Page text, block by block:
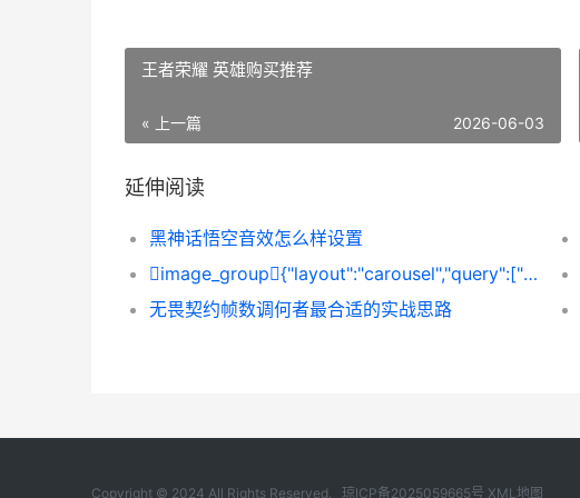
王者荣耀 英雄购买推荐
« 上一篇 2026-06-03
延伸阅读
黑神话悟空音效怎么样设置
image_group{"layout":"carousel","query":["王者荣耀 战队 比赛",&quo
无畏契约帧数调何者最合适的实战思路
Copyright © 2024 All Rights Reserved. 琼ICP备2025059665号 XML地图